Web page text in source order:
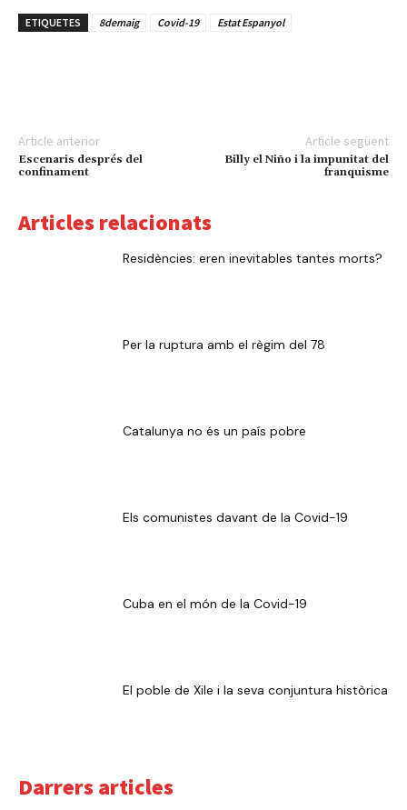
ETIQUETES 8demaig Covid-19 Estat Espanyol
Article anterior
Escenaris després del
confinament
Article següent
Billy el Niño i la impunitat del
franquisme
Articles relacionats
Residències: eren inevitables tantes morts?
Per la ruptura amb el règim del 78
Catalunya no és un país pobre
Els comunistes davant de la Covid-19
Cuba en el món de la Covid-19
El poble de Xile i la seva conjuntura històrica
Darrers articles